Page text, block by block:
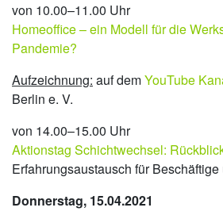
von 10.00–11.00 Uhr
Homeoffice – ein Modell für die
Pandemie?
Aufzeichnung: auf demYouTube
Berlin e. V.
von 14.00–15.00 Uhr
Aktionstag Schichtwechsel:
Erfahrungsaustausch für
Donnerstag, 15.04.2021